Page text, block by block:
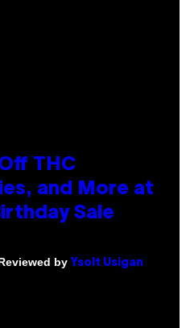
THC
and More at
Sale
by Ysolt Usigan